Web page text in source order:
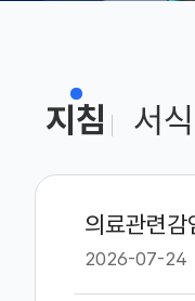
지침
의료관련
2026-07-24
서식